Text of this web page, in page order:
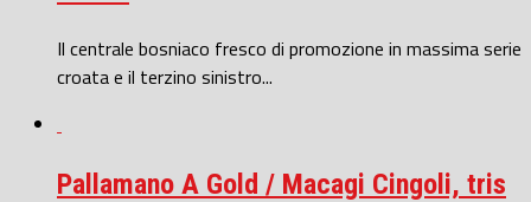
Il centrale bosniaco fresco di promozione in massima serie
croata e il terzino sinistro...
Pallamano A Gold / Macagi Cingoli, tris